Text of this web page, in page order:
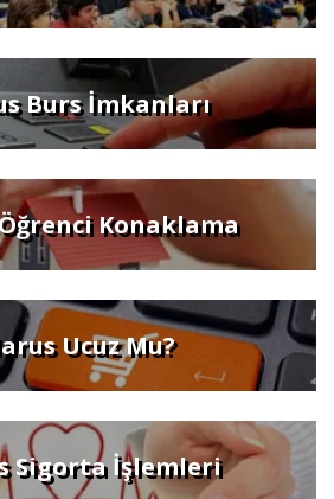
Burs İmkanları
Konaklama
Ucuz Mu?
Sigorta İşlemleri